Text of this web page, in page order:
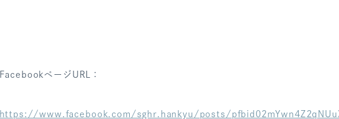
FacebookページURL：
https://www.facebook.com/sghr.hankyu/posts/